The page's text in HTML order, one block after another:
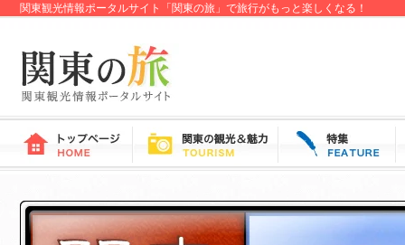
関東観光情報ポータルサイト「関東の旅」で旅行がもっと楽しくなる！